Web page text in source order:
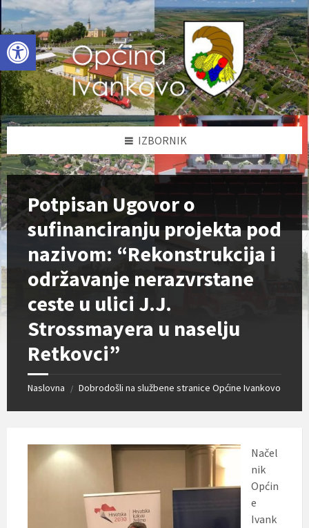
Open toolbar
Skip
to
content
Skip
to
left
sidebar
Skip
to
footer
IZBORNIK
Potpisan Ugovor o
sufinanciranju projekta pod
nazivom: “Rekonstrukcija i
održavanje nerazvrstane
ceste u ulici J.J.
Strossmayera u naselju
Retkovci”
Naslovna / Dobrodošli na službene stranice Općine Ivankovo
Načel
nik
Općin
e
Ivank